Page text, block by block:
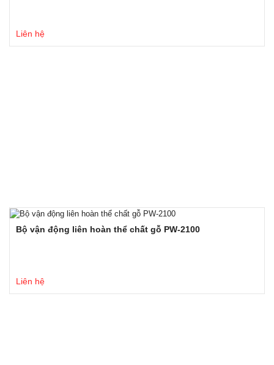
Liên hệ
Bộ vận động liên hoàn thể chất gỗ PW-2100
Liên hệ